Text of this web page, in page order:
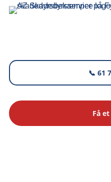
📞 61
Få